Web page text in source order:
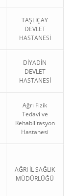
TAŞLIÇAY
DEVLET
HASTANESİ
DİYADİN
DEVLET
HASTANESİ
Ağrı Fizik
Tedavi ve
Rehabilitasyon
Hastanesi
AĞRI İL SAĞLIK
MÜDÜRLÜĞÜ